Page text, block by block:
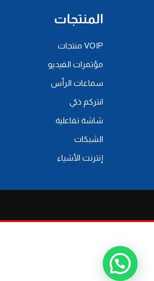
المنتجات
VOIP منتجات
مؤتمرات الفيديو
سماعات الرأس
انتركم ذكي
شاشة تفاعلية
الشبكات
إنترنت الأشياء